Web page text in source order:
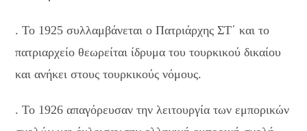
. Το 1925 συλλαμβάνεται ο Πατριάρχης ΣΤ΄ και το
πατριαρχείο θεωρείται ίδρυμα του τουρκικού δικαίου
και ανήκει στους τουρκικούς νόμους.
. Το 1926 απαγόρευσαν την λειτουργία των εμπορικών